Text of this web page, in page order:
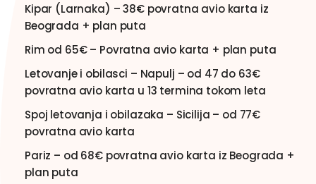
Kipar (Larnaka) – 38€ povratna avio karta iz
Beograda + plan puta
Rim od 65€ – Povratna avio karta + plan puta
Letovanje i obilasci – Napulj – od 47 do 63€
povratna avio karta u 13 termina tokom leta
Spoj letovanja i obilazaka – Sicilija – od 77€
povratna avio karta
Pariz – od 68€ povratna avio karta iz Beograda +
plan puta